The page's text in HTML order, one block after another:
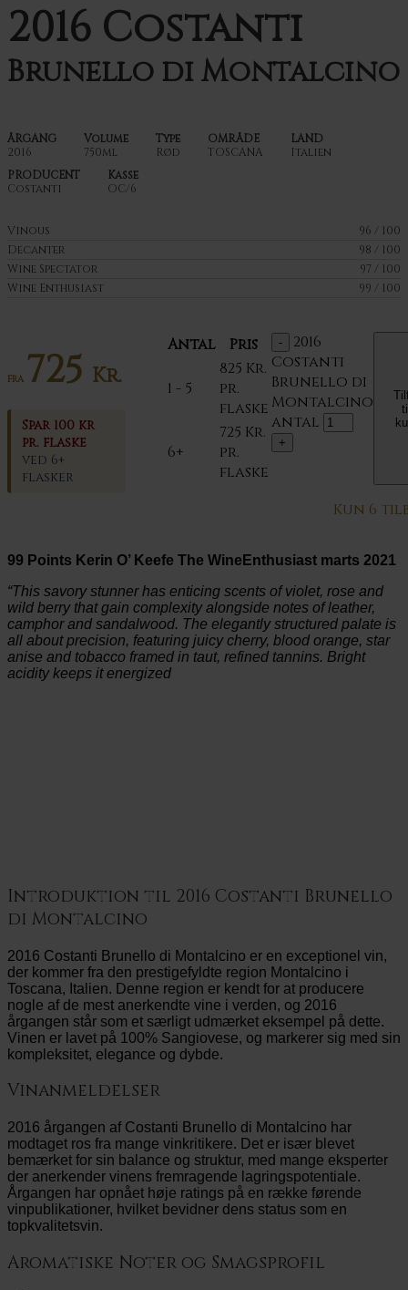
2016 Costanti
Brunello di Montalcino
ÅRGANG
2016
Volume
750ml
Type
Rød
OMRÅDE
TOSCANA
LAND
Italien
PRODUCENT
Costanti
Kasse
OC/6
Vinous
96 / 100
Decanter
98 / 100
Wine Spectator
97 / 100
Wine Enthusiast
99 / 100
FRA 725 Kr.
Spar 100 kr
pr. flaske
ved 6+
flasker
Kun 6
Antal Pris
1 - 5
825 Kr.
pr.
flaske
6+
725 Kr.
pr.
flaske
2016
Costanti
Brunello di
Montalcino
antal
99 Points Kerin O’ Keefe The WineEnthusiast marts 2021
“This savory stunner has enticing scents of violet, rose and
wild berry that gain complexity alongside notes of leather,
camphor and sandalwood. The elegantly structured palate is
all about precision, featuring juicy cherry, blood orange, star
anise and tobacco framed in taut, refined tannins. Bright
acidity keeps it energized
Introduktion til 2016 Costanti Brunello
di Montalcino
2016 Costanti Brunello di Montalcino er en exceptionel vin,
der kommer fra den prestigefyldte region Montalcino i
Toscana, Italien. Denne region er kendt for at producere
nogle af de mest anerkendte vine i verden, og 2016
årgangen står som et særligt udmærket eksempel på dette.
Vinen er lavet på 100% Sangiovese, og markerer sig med sin
kompleksitet, elegance og dybde.
Vinanmeldelser
2016 årgangen af Costanti Brunello di Montalcino har
modtaget ros fra mange vinkritikere. Det er især blevet
bemærket for sin balance og struktur, med mange eksperter
der anerkender vinens fremragende lagringspotentiale.
Årgangen har opnået høje ratings på en række førende
vinpublikationer, hvilket bevidner dens status som en
topkvalitetsvin.
Aromatiske Noter og Smagsprofil